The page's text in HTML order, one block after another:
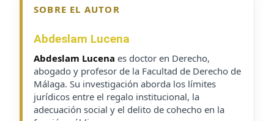
SOBRE EL AUTOR
Abdeslam Lucena
Abdeslam Lucena es doctor en Derecho,
abogado y profesor de la Facultad de Derecho de
Málaga. Su investigación aborda los límites
jurídicos entre el regalo institucional, la
adecuación social y el delito de cohecho en la